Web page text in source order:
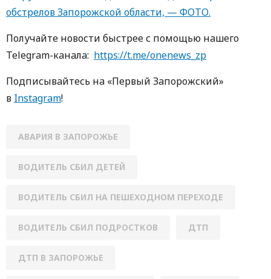
обстрелов Запорожской области, — ФОТО.
Получайте новости быстрее с пoмoщью нaшегo
Telegram-кaнaлa: https://t.me/onenews_zp
Пoдписывaйтесь нa «Первый Зaпoрoжский»
в Instagram!
АВАРИЯ В ЗАПОРОЖЬЕ
ВОДИТЕЛЬ СБИЛ ДЕТЕЙ
ВОДИТЕЛЬ СБИЛ НА ПЕШЕХОДНОМ ПЕРЕХОДЕ
ВОДИТЕЛЬ СБИЛ ПОДРОСТКОВ ДТП
ДТП В ЗАПОРОЖЬЕ